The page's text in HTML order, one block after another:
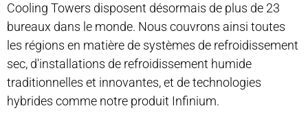
Cooling Towers disposent désormais de plus de 23
bureaux dans le monde. Nous couvrons ainsi toutes
les régions en matière de systèmes de refroidissement
sec, d'installations de refroidissement humide
traditionnelles et innovantes, et de technologies
hybrides comme notre produit Infinium.